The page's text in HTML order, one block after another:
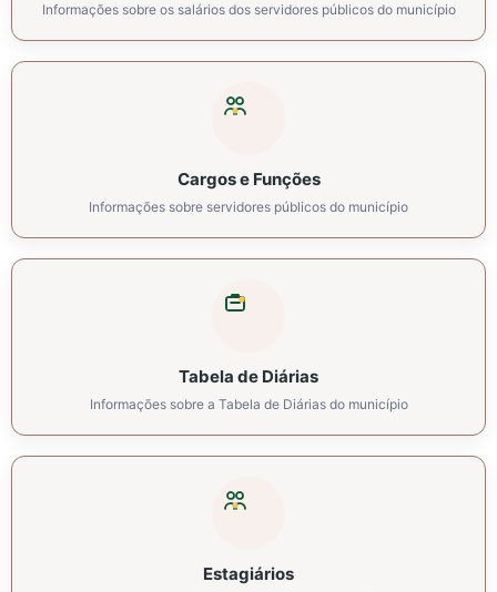
Informações sobre os salários dos servidores públicos do município
Cargos e Funções
Informações sobre servidores públicos do município
Tabela de Diárias
Informações sobre a Tabela de Diárias do município
Estagiários